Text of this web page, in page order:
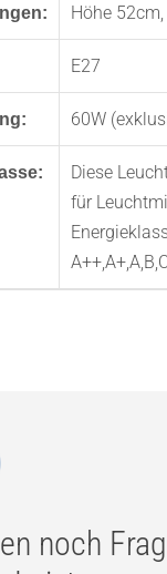
Höhe
E27
60W
Diese
für
noch